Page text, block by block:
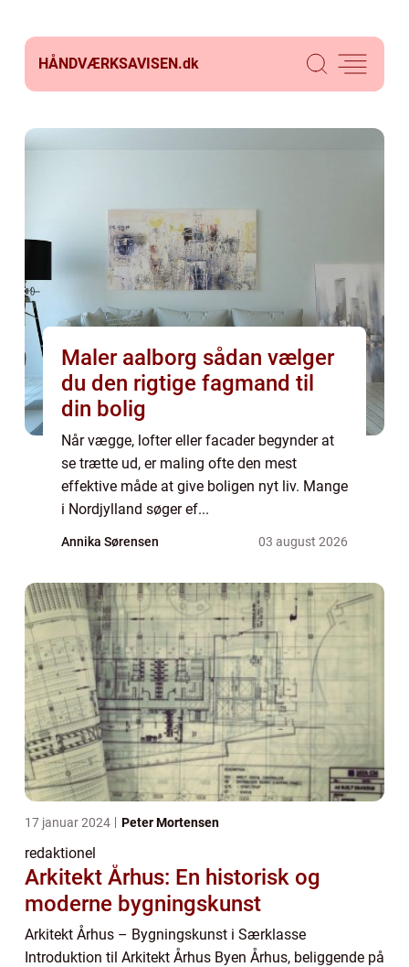
HÅNDVÆRKSAVISEN.dk
Maler aalborg sådan vælger
du den rigtige fagmand til
din bolig
Når vægge, lofter eller facader begynder at
se trætte ud, er maling ofte den mest
effektive måde at give boligen nyt liv. Mange
i Nordjylland søger ef...
Annika Sørensen 03 august 2026
17 januar 2024 Peter Mortensen
redaktionel
Arkitekt Århus: En historisk og
moderne bygningskunst
Arkitekt Århus – Bygningskunst i Særklasse
Introduktion til Arkitekt Århus Byen Århus, beliggende på